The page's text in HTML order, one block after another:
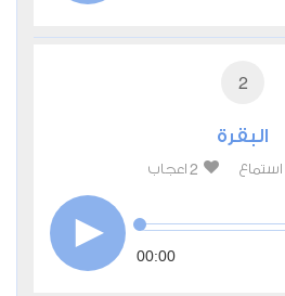
2
البقرة
استماع 2 اعجاب
00:00